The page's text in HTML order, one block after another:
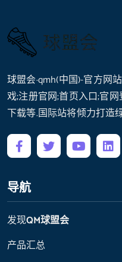
球盟会·qmh(中国)-官方网
戏;注册官网;首页入口;官
下载等.国际站将倾力打造
导航
发现QM球盟会
产品汇总